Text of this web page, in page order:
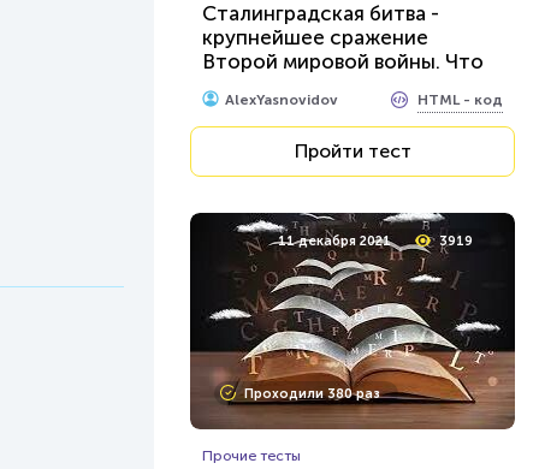
Сталинградская битва -
крупнейшее сражение
Второй мировой войны. Что
вы о ней знаете?
AlexYasnovidov HTML - код
Пройти тест
11 декабря 2021 3919
Проходили 380 раз
Прочие тесты